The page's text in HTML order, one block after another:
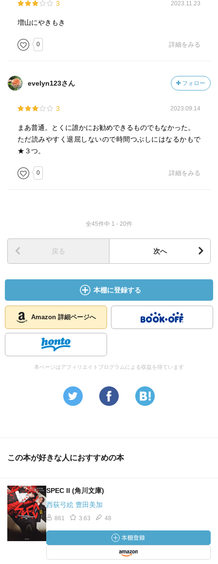
3 2023.11.23
増山にやきもき
0 詳細をみる
evelyn123さん フォロー
3 2023.09.14
まあ普通。とくに誰かにお勧めできるものでもなかった。
ただ読みやすく退屈しないので時間つぶしにはなるかもで
★３つ。
0 詳細をみる
全45件中 1 - 20件
戻る 次へ
本棚に登録する
Amazon 詳細ページへ
本ページはアフィリエイトプログラムによる収益を得ています
この本が好きな人におすすめの本
SPEC II (角川文庫)
西荻弓絵 豊田美加
861 3.63 48